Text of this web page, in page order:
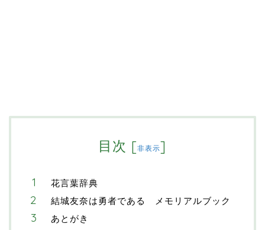
目次 [非表示]
花言葉辞典
結城友奈は勇者である メモリアルブック
あとがき